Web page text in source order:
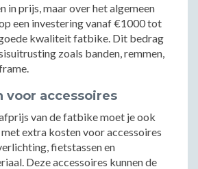
in prijs, maar over het algemeen
een investering vanaf €1000 tot
kwaliteit fatbike. Dit bedrag
zoals banden, remmen,
voor accessoires
van de fatbike moet je ook
extra kosten voor accessoires
fietstassen en
Deze accessoires kunnen de